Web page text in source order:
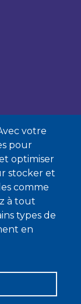
votre
pour
optimiser
stocker et
comme
à tout
types de
en
de vente